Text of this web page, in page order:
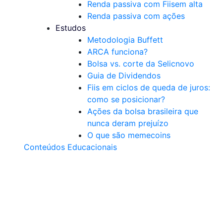
Renda passiva com Fiisem alta
Renda passiva com ações
Estudos
Metodologia Buffett
ARCA funciona?
Bolsa vs. corte da Selicnovo
Guia de Dividendos
Fiis em ciclos de queda de juros:
como se posicionar?
Ações da bolsa brasileira que
nunca deram prejuízo
O que são memecoins
Conteúdos Educacionais